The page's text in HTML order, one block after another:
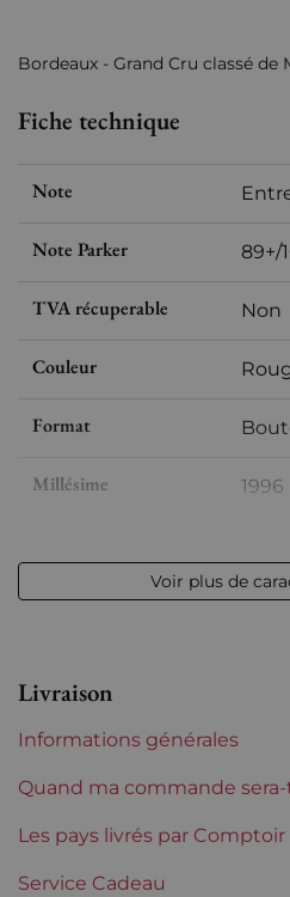
Bordeaux - Grand Cru classé de
Fiche technique
Note
Note Parker 89+/
TVA récuperable Non
Couleur
Format
Millésime 1996
Appellation
Région
Classement de 1855
Voir plus de
Livraison
Informations générales
Quand ma commande
Les pays livrés par
Service Cadeau